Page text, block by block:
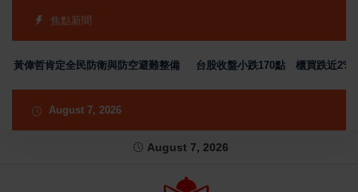
焦點新聞
哲肯定全民防衛與防空避難整備 台股收盤小跌170點 櫃買跌近2% 電子
August 7, 2026
August 7, 2026